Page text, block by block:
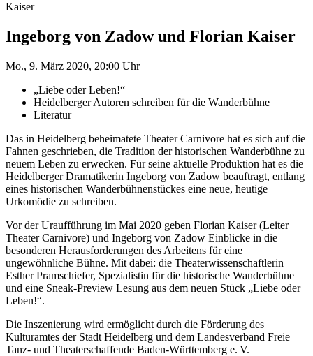
Kaiser
Ingeborg von Zadow und Florian Kaiser
Mo., 9. März 2020, 20:00 Uhr
„Liebe oder Leben!“
Heidelberger Autoren schreiben für die Wanderbühne
Literatur
Das in Heidelberg beheimatete Theater Carnivore hat es sich auf die
Fahnen geschrieben, die Tradition der historischen Wanderbühne zu
neuem Leben zu erwecken. Für seine aktuelle Produktion hat es die
Heidelberger Dramatikerin Ingeborg von Zadow beauftragt, entlang
eines historischen Wanderbühnenstückes eine neue, heutige
Urkomödie zu schreiben.
Vor der Uraufführung im Mai 2020 geben Florian Kaiser (Leiter
Theater Carnivore) und Ingeborg von Zadow Einblicke in die
besonderen Herausforderungen des Arbeitens für eine
ungewöhnliche Bühne. Mit dabei: die Theaterwissenschaftlerin
Esther Pramschiefer, Spezialistin für die historische Wanderbühne
und eine Sneak-Preview Lesung aus dem neuen Stück „Liebe oder
Leben!“.
Die Inszenierung wird ermöglicht durch die Förderung des
Kulturamtes der Stadt Heidelberg und dem Landesverband Freie
Tanz- und Theaterschaffende Baden-Württemberg e. V.